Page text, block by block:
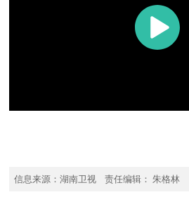
信息来源：湖南卫视 责任编辑： 朱格林